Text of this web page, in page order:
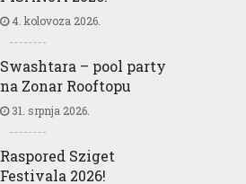
4. kolovoza 2026.
Swashtara – pool party
na Zonar Rooftopu
31. srpnja 2026.
Raspored Sziget
Festivala 2026!